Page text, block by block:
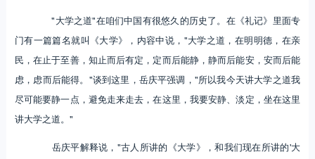
"大学之道"在咱们中国有很悠久的历史了。在《礼记》里面专
门有一篇篇名就叫《大学》，内容中说，"大学之道，在明明德，在亲
民，在止于至善，知止而后有定，定而后能静，静而后能安，安而后能
虑，虑而后能得。"谈到这里，岳庆平强调，"所以我今天讲大学之道我
尽可能要静一点，避免走来走去，在这里，我要安静、淡定，坐在这里
讲大学之道。"
岳庆平解释说，"古人所讲的《大学》，和我们现在所讲的'大